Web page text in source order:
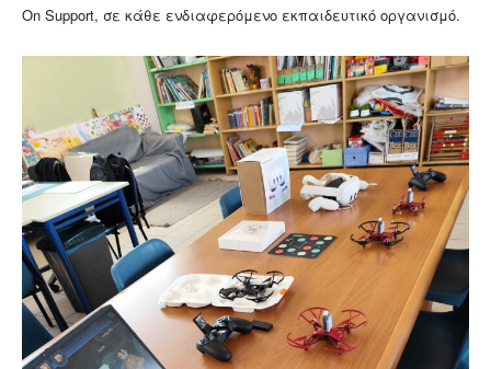
On Support, σε κάθε ενδιαφερόμενο εκπαιδευτικό οργανισμό.